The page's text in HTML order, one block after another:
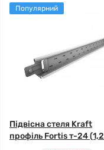
Популярний
Підвісна стеля Kraft
профіль Fortis т-24